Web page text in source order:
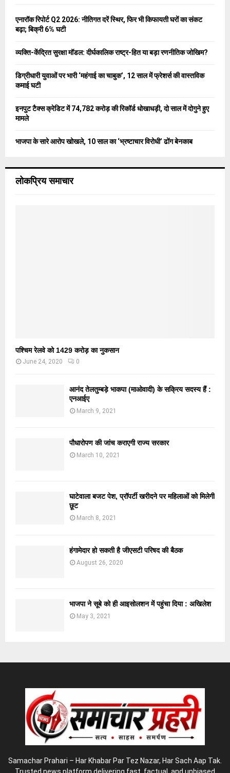
o
r
C
एनारॉक रिपोर्ट Q2 2026: नीतिगत दरें स्थिर, फिर भी किफायती घरों का संकट
बढ़ा; बिक्री 6% घटी
व्यक्ति-केंद्रित सुरक्षा मॉडल: दीर्घकालिक राष्ट्र-हित या बड़ा रणनीतिक जोखिम?
डिग्रीधारी युवाओं पर भारी ‘महंगाई का चाबुक’, 12 साल में फ्रेशर्स की वास्तविक
कमाई घटी
इनपुट टैक्स क्रेडिट में 74,782 करोड़ की रिकॉर्ड धोखाधड़ी, दो साल में दोगुने हुए
मामले
भाजपा के सारे आरोप खोखले, 10 साल का ‘भ्रष्टाचार विरोधी’ ढोंग बेनकाब
लोकप्रिय समाचार
पश्चिम रेलवे को 1429 करोड़ का नुकसान
June 24, 2020 0
आनंद तेलतुम्बड़े भाकपा (माओवादी) के सक्रिय सदस्य हैं :
एनआईए
March 9, 2021
पौधारोपण की जांच कराएगी राज्य सरकार
March 10, 2021
घाटेवाला बजट पेश, प्रॉपर्टी खरीदने पर महिलाओं को मिलेगी
छूट
March 8, 2021
हंगामेदार हो सकती है जीएसटी परिषद की बैठक
August 26, 2020
भाजपा ने सूबे को ही आइसोलशन में पहुंचा दिया : अखिलेश
May 3, 2021
Samachar Prahari – Har Khabar Par Tez Nazar, Har Sach Aap Tak.
Trusted news platform delivering fast, factual, and unbiased